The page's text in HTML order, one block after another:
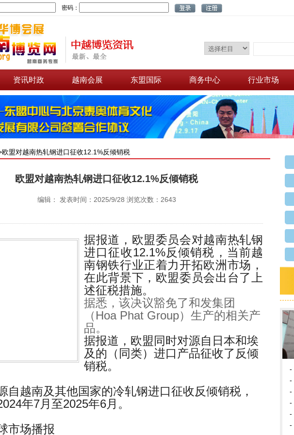
密码：
资讯时政 越南会展 东盟国际 商务中心 行业市场
欧盟对越南热轧钢进口征收12.1%反倾销税
欧盟对越南热轧钢进口征收12.1%反倾销税
编辑： 发表时间：2025/9/28 浏览次数：2643
据报道，欧盟委员会对越南热轧钢
进口征收12.1%反倾销税，当前越
南钢铁行业正着力开拓欧洲市场，
在此背景下，欧盟委员会出台了上
述征税措施。
据悉，该决议豁免了和发集团
（Hoa Phat Group）生产的相关产
品。
据报道，欧盟同时对源自日本和埃
及的（同类）进口产品征收了反倾
销税。
自越南及其他国家的冷轧钢进口征收反倾销税，
年7月至2025年6月。
市场播报
-
-
-
-
-
-